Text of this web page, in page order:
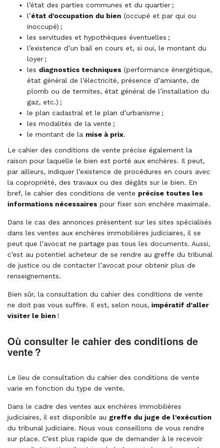
l’état des parties communes et du quartier ;
l’état d’occupation du bien (occupé et par qui ou
inoccupé) ;
les servitudes et hypothèques éventuelles ;
l’existence d’un bail en cours et, si oui, le montant du
loyer ;
les diagnostics techniques (performance énergétique,
état général de l’électricité, présence d’amiante, de
plomb ou de termites, état général de l’installation du
gaz, etc.) ;
le plan cadastral et le plan d’urbanisme ;
les modalités de la vente ;
le montant de la mise à prix.
Le cahier des conditions de vente précise également la
raison pour laquelle le bien est porté aux enchères. Il peut,
par ailleurs, indiquer l’existence de procédures en cours avec
la copropriété, des travaux ou des dégâts sur le bien. En
bref, le cahier des conditions de vente précise toutes les
informations nécessaires pour fixer son enchère maximale.
Dans le cas des annonces présentent sur les sites spécialisés
dans les ventes aux enchères immobilières judiciaires, il se
peut que l’avocat ne partage pas tous les documents. Aussi,
c’est au potentiel acheteur de se rendre au greffe du tribunal
de justice ou de contacter l’avocat pour obtenir plus de
renseignements.
Bien sûr, la consultation du cahier des conditions de vente
ne doit pas vous suffire. Il est, selon nous, impératif d’aller
visiter le bien !
Où consulter le cahier des conditions de
vente ?
Le lieu de consultation du cahier des conditions de vente
varie en fonction du type de vente.
Dans le cadre des ventes aux enchères immobilières
judiciaires, il est disponible au greffe du juge de l’exécution
du tribunal judiciaire. Nous vous conseillons de vous rendre
sur place. C’est plus rapide que de demander à le recevoir